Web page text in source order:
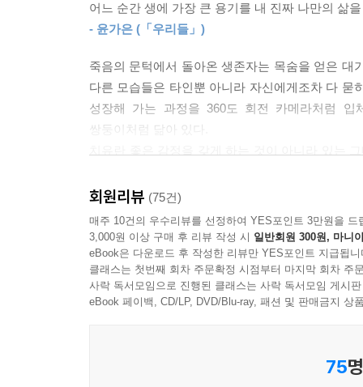
치유란 좋은 감정을 갖게 하는 것이 아니라 있는
‘나’들에게 새살이 돋게 하는 치유의 소설 『유원
‘나’라는 존재 자체가 큰 빚은 아닐까?
성찰하는 문장, 예리한 시선,
살렸다. 사고 당시 유원은 여섯 살로, 그날의 기억
이야기는 죽은 언니의 생일에 교회 손님들이 찾아
거의 유일한 위안이다. 많은 이들에게 자랑스러
몫까지 행복”해야 하고, “두 배로 열심히 살”아야
너무나도 세세하게 기억하고 있다는 사실이 의아
어느 순간 생에 가장 큰 용기를 내 진짜 나만의 삶
- 윤가은 (「우리들」)
죽음의 문턱에서 돌아온 생존자는 목숨을 얻은 대
다른 모습들은 타인뿐 아니라 자신에게조차 다 묻
성장해 가는 과정을 360도 회전 카메라처럼
쌍둥이처럼 닮아 있다.
구나, 안심하게 한다. 일상의 트라우마를 통과 중
- 정혜신 (정신과의사, 저자. 『당신이 옳다』)
모든 소설은 변화를 다룬다. 소설 속에서 사람들
이야기는 아직 만나 보지 못했다. 『유원』을
고쳐먹는 사람들이 이 책에 산다. 그들이 해낸 일
회원리뷰 (75건)
매주 10건의 우수리뷰를 선정하여 YES포인트 3만원을 드
3,000원 이상 구매 후 리뷰 작성 시 일반회원 300원, 마니
eBook은 다운로드 후 작성한 리뷰만 YES포인트 지급됩니
클래스는 첫번째 회차 주문확정 시점부터 마지막 회차 주
사락 독서모임으로 진행된 클래스는 사락 독서모임 게시
eBook 페이백, CD/LP, DVD/Blu-ray, 패션 및 판매금지 상
75